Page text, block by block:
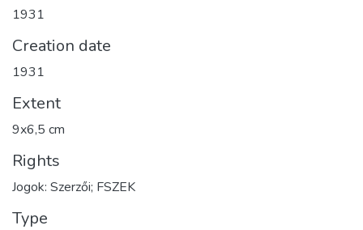
1931
Creation date
1931
Extent
9x6,5 cm
Rights
Jogok: Szerzői; FSZEK
Type